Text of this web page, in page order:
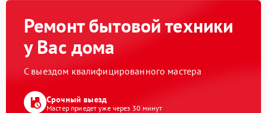
Ремонт бытовой техники
у Вас дома
С выездом квалифицированного мастера
Срочный выезд
Мастер приедет уже через 30 минут